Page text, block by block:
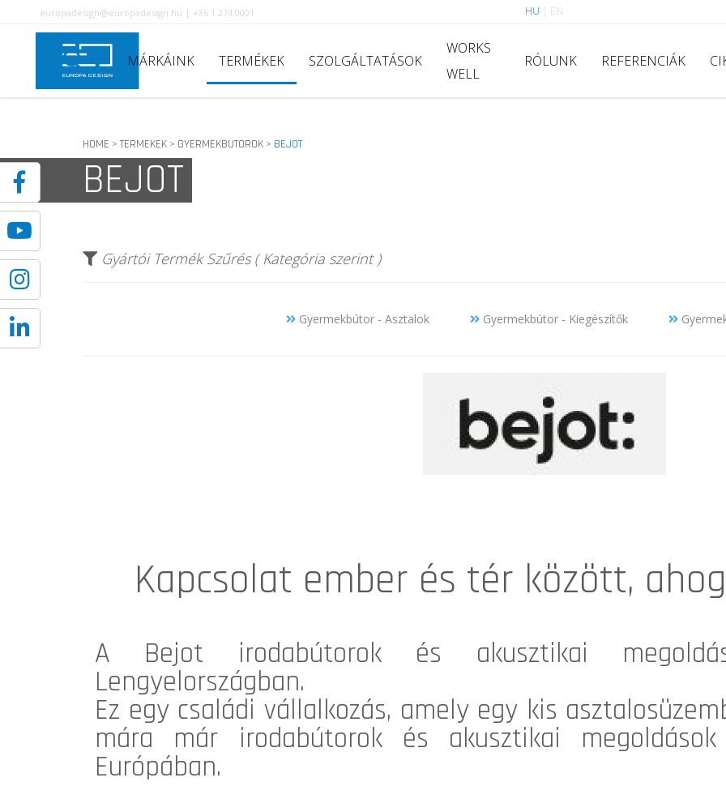
europadesign@europadesign.hu | +36 1 274 0001 HU EN
MÁRKÁINK TERMÉKEK SZOLGÁLTATÁSOK
WORKS
WELL
RÓLUNK REFERENCIÁK
HOME > TERMEKEK > GYERMEKBUTOROK > BEJOT
BEJOT
Gyártói Termék Szűrés ( Kategória szerint )
Gyermekbútor - Asztalok Gyermekbútor - Kiegészítők
Kapcsolat ember és tér között,
A Bejot irodabútorok és akusztikai
Lengyelországban.
Ez egy családi vállalkozás, amely egy kis
mára már irodabútorok és akusztikai
Európában.